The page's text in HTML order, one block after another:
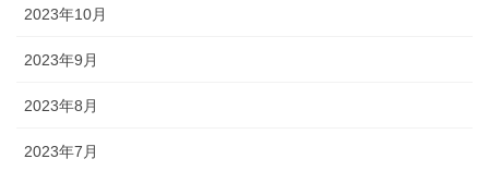
2023年10月
2023年9月
2023年8月
2023年7月